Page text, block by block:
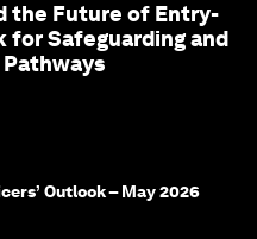
the Future of Entry-
for Safeguarding and
Outlook – May 2026